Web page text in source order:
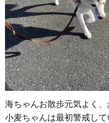
海ちゃんお散歩元気よく、
小麦ちゃんは最初警戒し